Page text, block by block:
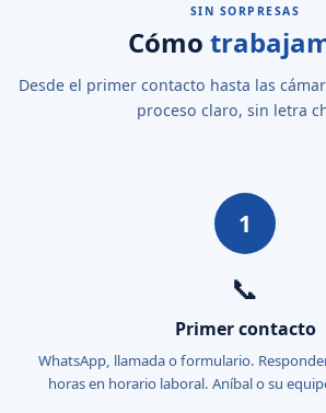
SIN SORPRESAS
Cómo
Desde el primer contacto hasta las
proceso claro, sin letra
1
📞
Primer contacto
WhatsApp, llamada o formulario.
horas en horario laboral. Aníbal o su